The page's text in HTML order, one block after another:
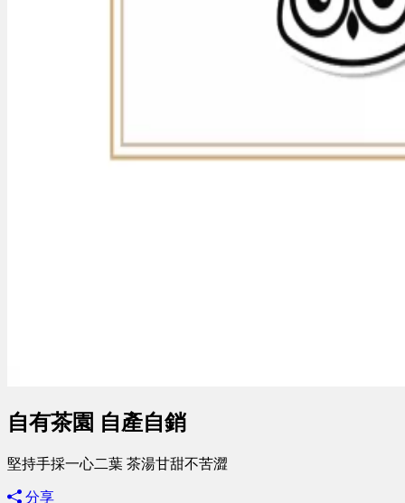
自有茶園 自產自銷
堅持手採一心二葉 茶湯甘甜不苦澀
分享